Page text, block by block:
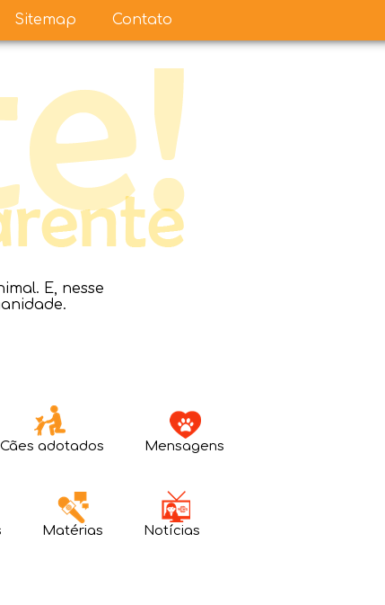
E, nesse
Cães adotados Mensagens
Matérias Notícias
Sitemap Contato